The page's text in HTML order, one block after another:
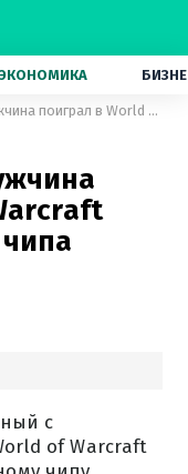
ЭКОНОМИКА
Парализованный мужчина поиграл в World of Warcraft после имплантации чипа Neuralink
с
of Warcraft